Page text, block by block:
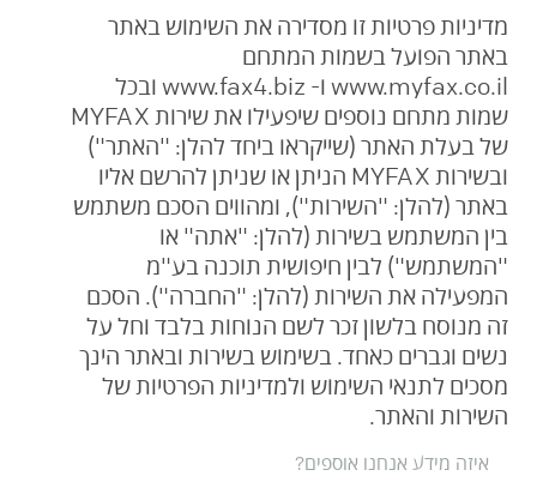
מדיניות פרטיות זו מסדירה את השימוש באתר
באתר הפועל בשמות המתחם
www.myfax.co.il ו- www.fax4.biz ובכל
שמות מתחם נוספים שיפעילו את שירות MYFAX
של בעלת האתר (שייקראו ביחד להלן: "האתר")
ובשירות MYFAX הניתן או שניתן להרשם אליו
באתר (להלן: "השירות"), ומהווים הסכם משתמש
בין המשתמש בשירות (להלן: "אתה" או
"המשתמש") לבין חיפושית תוכנה בע"מ
המפעילה את השירות (להלן: "החברה"). הסכם
זה מנוסח בלשון זכר לשם הנוחות בלבד וחל על
נשים וגברים כאחד. בשימוש בשירות ובאתר הינך
מסכים לתנאי השימוש ולמדיניות הפרטיות של
השירות והאתר.
איזה מידע אנחנו אוספים?